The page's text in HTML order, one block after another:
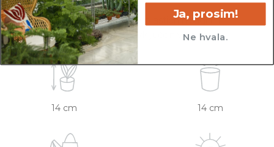
Vse rastline so primarno v plastičnih sadilnih
lončkih. Okrasni lonec ni vključen v ceno.
14 cm 14 cm
Ja, prosim!
Ne hvala.